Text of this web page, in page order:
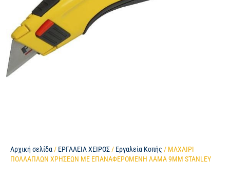
Αρχική σελίδα / ΕΡΓΑΛΕΙΑ ΧΕΙΡΟΣ / Εργαλεία Κοπής / ΜΑΧΑΙΡΙ
ΠΟΛΛΑΠΛΩΝ ΧΡΗΣΕΩΝ ΜΕ ΕΠΑΝΑΦΕΡΟΜΕΝΗ ΛΑΜΑ 9ΜΜ STANLEY